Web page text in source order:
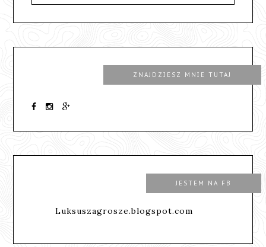
ZNAJDZIESZ MNIE TUTAJ
JESTEM NA FB
Luksuszagrosze.blogspot.com